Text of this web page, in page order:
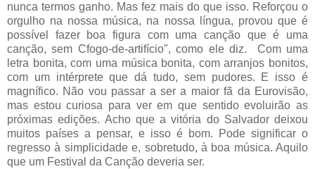
nunca termos ganho. Mas fez mais do que isso. Reforçou o
orgulho na nossa música, na nossa língua, provou que é
possível fazer boa figura com uma canção que é uma
canção, sem Cfogo-de-artifício", como ele diz. Com uma
letra bonita, com uma música bonita, com arranjos bonitos,
com um intérprete que dá tudo, sem pudores. E isso é
magnífico. Não vou passar a ser a maior fã da Eurovisão,
mas estou curiosa para ver em que sentido evoluirão as
próximas edições. Acho que a vitória do Salvador deixou
muitos países a pensar, e isso é bom. Pode significar o
regresso à simplicidade e, sobretudo, à boa música. Aquilo
que um Festival da Canção deveria ser.